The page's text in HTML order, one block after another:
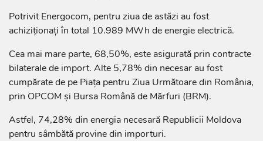
Potrivit Energocom, pentru ziua de astăzi au fost
achiziționați în total 10.989 MWh de energie electrică.
Cea mai mare parte, 68,50%, este asigurată prin contracte
bilaterale de import. Alte 5,78% din necesar au fost
cumpărate de pe Piața pentru Ziua Următoare din România,
prin OPCOM și Bursa Română de Mărfuri (BRM).
Astfel, 74,28% din energia necesară Republicii Moldova
pentru sâmbătă provine din importuri.